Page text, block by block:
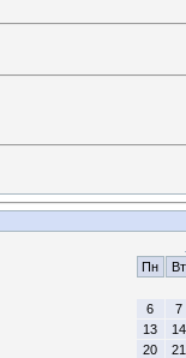
Пн
Вт
6
7
13
14
20
21